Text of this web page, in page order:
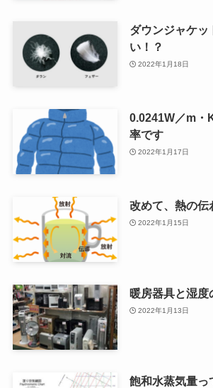
ダウンジャケッ
い！？
2022年1月18日
0.0241W／m
率です
2022年1月17日
改めて、熱の伝
2022年1月15日
暖房器具と湿度
2022年1月13日
飽和水蒸気量っ